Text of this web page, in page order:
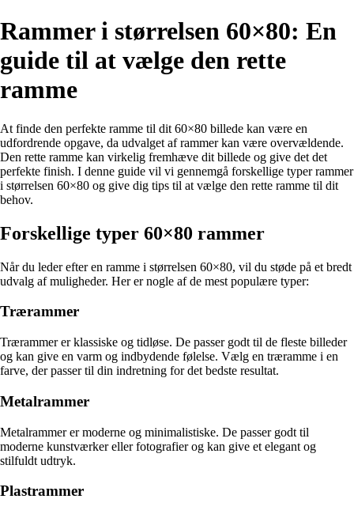
Rammer i størrelsen 60×80: En
guide til at vælge den rette
ramme
At finde den perfekte ramme til dit 60×80 billede kan være en
udfordrende opgave, da udvalget af rammer kan være overvældende.
Den rette ramme kan virkelig fremhæve dit billede og give det det
perfekte finish. I denne guide vil vi gennemgå forskellige typer rammer
i størrelsen 60×80 og give dig tips til at vælge den rette ramme til dit
behov.
Forskellige typer 60×80 rammer
Når du leder efter en ramme i størrelsen 60×80, vil du støde på et bredt
udvalg af muligheder. Her er nogle af de mest populære typer:
Trærammer
Trærammer er klassiske og tidløse. De passer godt til de fleste billeder
og kan give en varm og indbydende følelse. Vælg en træramme i en
farve, der passer til din indretning for det bedste resultat.
Metalrammer
Metalrammer er moderne og minimalistiske. De passer godt til
moderne kunstværker eller fotografier og kan give et elegant og
stilfuldt udtryk.
Plastrammer